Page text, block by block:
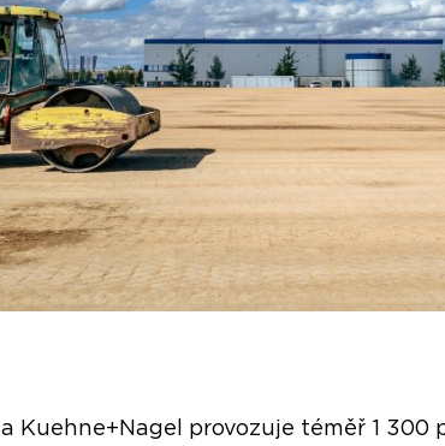
Kuehne+Nagel provozuje téměř 1 300